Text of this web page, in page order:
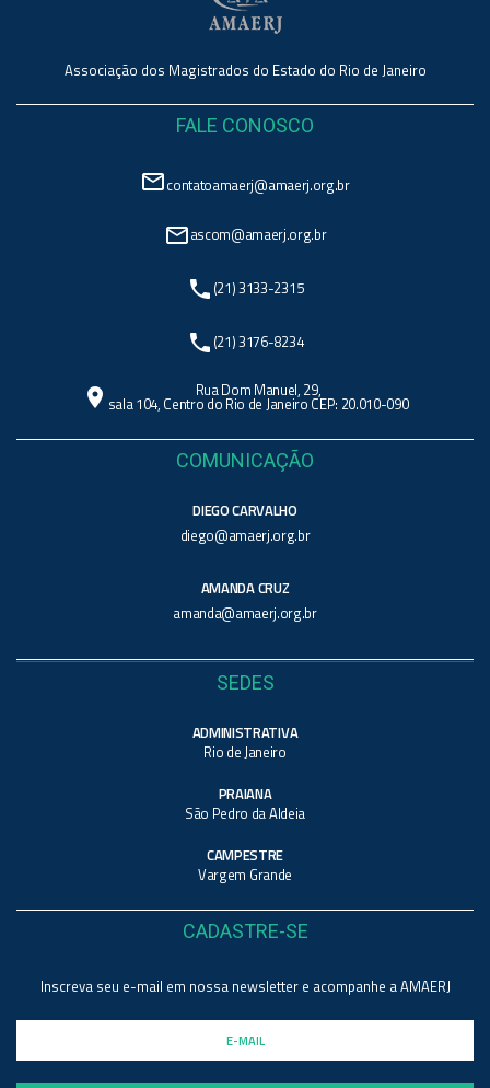
Associação dos Magistrados do Estado do Rio de Janeiro
FALE CONOSCO
mail_outlinecontatoamaerj@amaerj.org.br
mail_outlineascom@amaerj.org.br
phone (21) 3133-2315
phone (21) 3176-8234
location_on Rua Dom Manuel, 29,
sala 104, Centro do Rio de Janeiro CEP: 20.010-090
COMUNICAÇÃO
DIEGO CARVALHO
diego@amaerj.org.br
AMANDA CRUZ
amanda@amaerj.org.br
SEDES
ADMINISTRATIVA
Rio de Janeiro
PRAIANA
São Pedro da Aldeia
CAMPESTRE
Vargem Grande
CADASTRE-SE
Inscreva seu e-mail em nossa newsletter e acompanhe a AMAERJ